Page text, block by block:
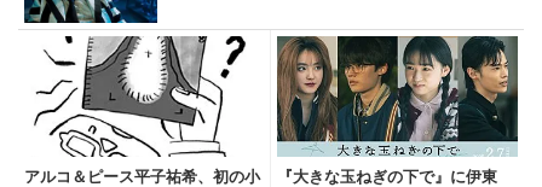
アルコ＆ピース平子祐希、初の小
『大きな玉ねぎの下で』に伊東